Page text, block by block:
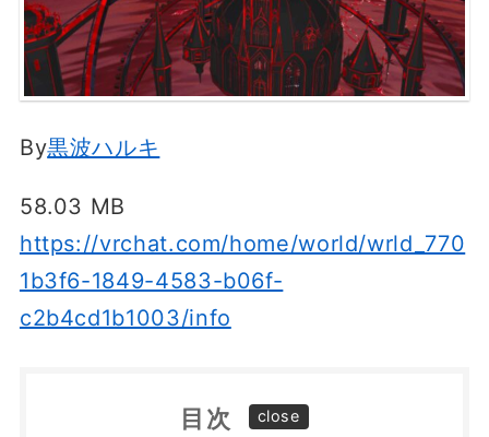
By黒波ハルキ
58.03 MB
https://vrchat.com/home/world/wrld_770
1b3f6-1849-4583-b06f-
c2b4cd1b1003/info
目次